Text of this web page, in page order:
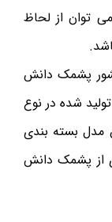
توان از لحاظ
پشمک دانش
شده در نوع
مدل بسته بندی
از پشمک دانش